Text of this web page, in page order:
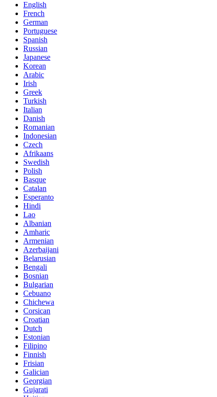
English
French
German
Portuguese
Spanish
Russian
Japanese
Korean
Arabic
Irish
Greek
Turkish
Italian
Danish
Romanian
Indonesian
Czech
Afrikaans
Swedish
Polish
Basque
Catalan
Esperanto
Hindi
Lao
Albanian
Amharic
Armenian
Azerbaijani
Belarusian
Bengali
Bosnian
Bulgarian
Cebuano
Chichewa
Corsican
Croatian
Dutch
Estonian
Filipino
Finnish
Frisian
Galician
Georgian
Gujarati